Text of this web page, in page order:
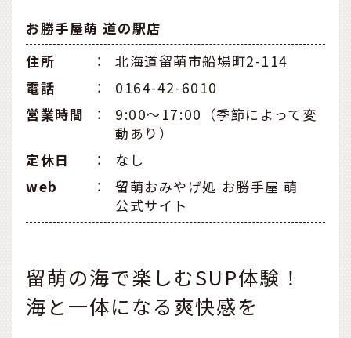
お勝手屋萌 道の駅店
住所
：
北海道留萌市船場町2-114
電話
：
0164-42-6010
営業時間
：
9:00〜17:00（季節によって変
動あり）
定休日
：
なし
web
：
留萌おみやげ処 お勝手屋 萌
公式サイト
留萌の海で楽しむSUP体験！
海と一体になる爽快感を